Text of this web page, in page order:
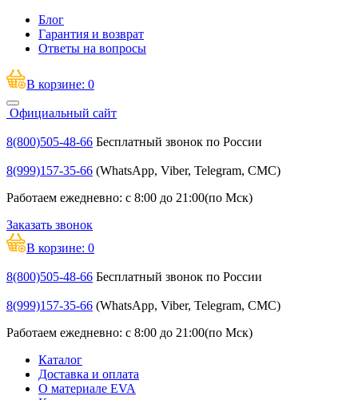
Блог
Гарантия и возврат
Ответы на вопросы
В корзине: 0
Официальный сайт
8(800)505-48-66 Бесплатный звонок по России
8(999)157-35-66 (WhatsApp, Viber, Telegram, СМС)
Работаем ежедневно: с 8:00 до 21:00(по Мск)
Заказать звонок
В корзине: 0
8(800)505-48-66 Бесплатный звонок по России
8(999)157-35-66 (WhatsApp, Viber, Telegram, СМС)
Работаем ежедневно: с 8:00 до 21:00(по Мск)
Каталог
Доставка и оплата
О материале EVA